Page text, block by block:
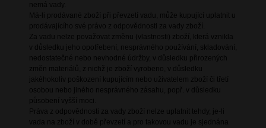
nemá vady.
Má-li prodávané zboží při převzetí vadu, může kupující uplatnit u
prodávajícího své právo z odpovědnosti za vady zboží.
Za vadu nelze považovat změnu (vlastnosti) zboží, která vznikla
v důsledku jeho opotřebení, nesprávného používání, skladování,
nedostatečné nebo nevhodné údržby, v důsledku přirozených
změn materiálů, z nichž je zboží vyrobeno, v důsledku
jakéhokoliv poškození kupujícím nebo uživatelem zboží či třetí
osobou nebo jiného nesprávného zásahu, popř. v důsledku
působení vyšší moci.
Práva z odpovědnosti za vady zboží nelze uplatnit tehdy, je-li
vada na zboží v době převzetí a pro takovou vadu je sjednána